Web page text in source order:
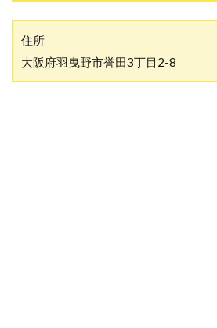
住所
大阪府羽曳野市誉田3丁目2-8